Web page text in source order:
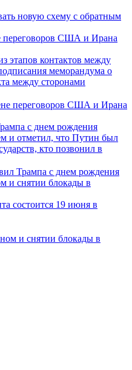
переговоров США и Ирана
этапов контактов между
меморандума о
между сторонами
с днем рождения
и отметил, что Путин был
кто позвонил в
и снятии блокады в
состоится 19 июня в